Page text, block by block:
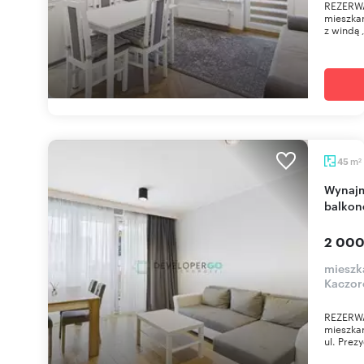
z windą
45 m2
Wynajmę 2-pokojowe mieszkanie 45 m² z
2
ul.